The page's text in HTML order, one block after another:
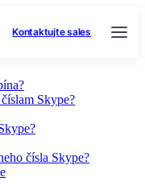
Kontaktujte sales
Skype?
čísla Skype?